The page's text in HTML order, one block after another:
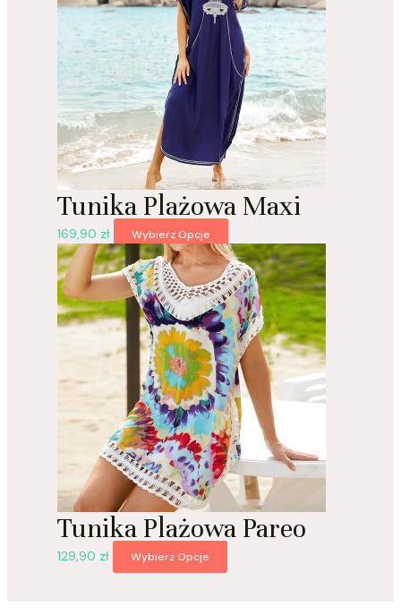
Tunika Plażowa Maxi
169,90 zł Wybierz Opcje
Tunika Plażowa Pareo
129,90 zł Wybierz Opcje